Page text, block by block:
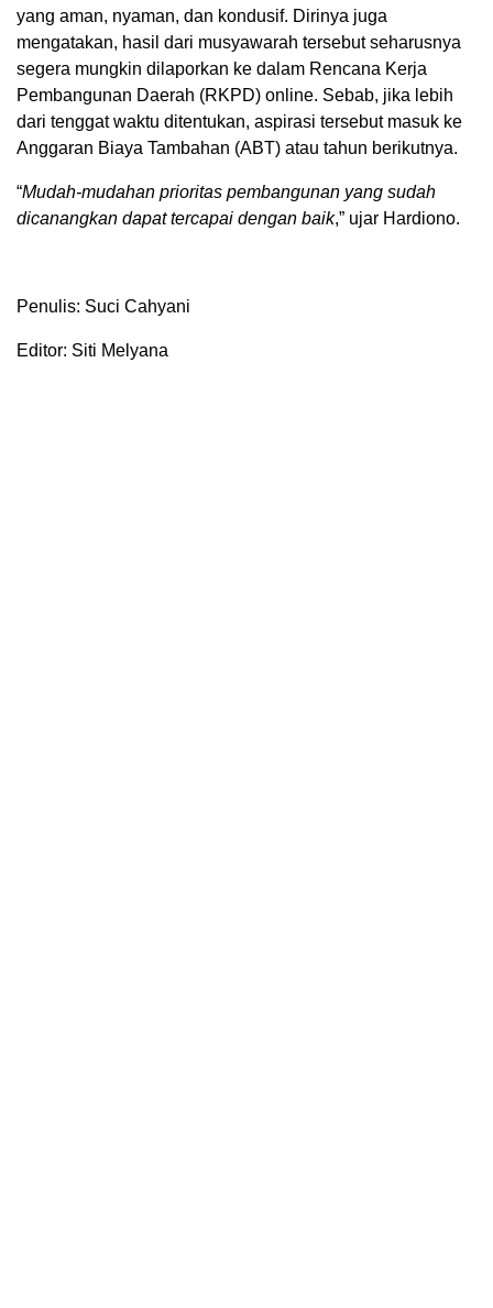
yang aman, nyaman, dan kondusif. Dirinya juga
mengatakan, hasil dari musyawarah tersebut seharusnya
segera mungkin dilaporkan ke dalam Rencana Kerja
Pembangunan Daerah (RKPD) online. Sebab, jika lebih
dari tenggat waktu ditentukan, aspirasi tersebut masuk ke
Anggaran Biaya Tambahan (ABT) atau tahun berikutnya.
“Mudah-mudahan prioritas pembangunan yang sudah
dicanangkan dapat tercapai dengan baik,” ujar Hardiono.
Penulis: Suci Cahyani
Editor: Siti Melyana